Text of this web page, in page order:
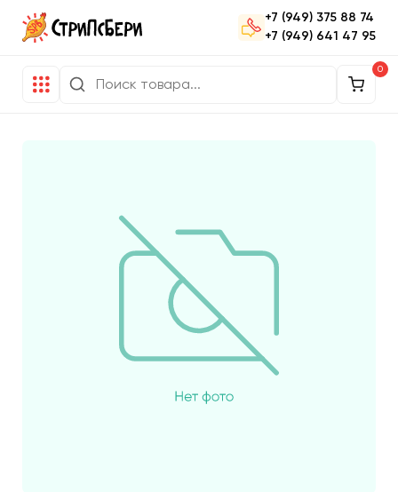
+7 (949) 375 88 74
+7 (949) 641 47 95
0